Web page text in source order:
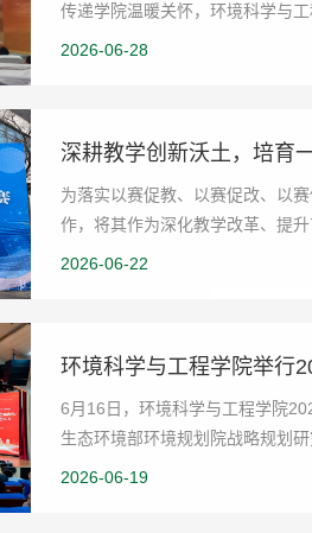
传递学院温暖关怀，环境科学与
专属文创、氛围场...
2026-06-28
为落实以赛促教、以赛促改、以
作，将其作为深化教学改革、提
揭晓，环境学院参...
2026-06-22
环境科学与工程学院举行
6月16日，环境科学与工程学院
生态环境部环境规划院战略规划
学院党委书记宋作标...
2026-06-19